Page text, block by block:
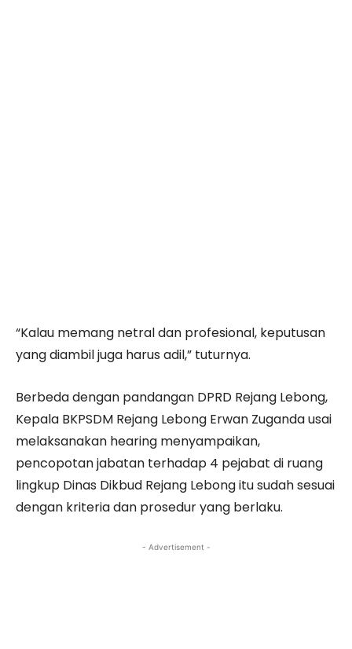
“Kalau memang netral dan profesional, keputusan
yang diambil juga harus adil,” tuturnya.
Berbeda dengan pandangan DPRD Rejang Lebong,
Kepala BKPSDM Rejang Lebong Erwan Zuganda usai
melaksanakan hearing menyampaikan,
pencopotan jabatan terhadap 4 pejabat di ruang
lingkup Dinas Dikbud Rejang Lebong itu sudah sesuai
dengan kriteria dan prosedur yang berlaku.
- Advertisement -